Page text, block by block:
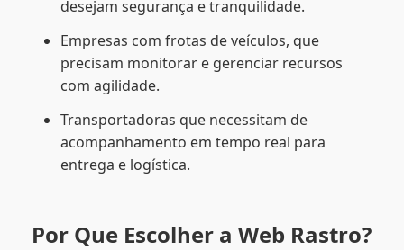
desejam segurança e tranquilidade.
Empresas com frotas de veículos, que
precisam monitorar e gerenciar recursos
com agilidade.
Transportadoras que necessitam de
acompanhamento em tempo real para
entrega e logística.
Por Que Escolher a Web Rastro?